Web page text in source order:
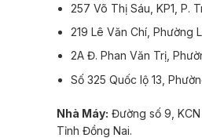
257 Võ Thị Sáu, KP1, P.
219 Lê Văn Chí, Phường
2A Đ. Phan Văn Trị,
Số 325 Quốc lộ 13,
Nhà Máy: Đường số 9, KCN
Tỉnh Đồng Nai.